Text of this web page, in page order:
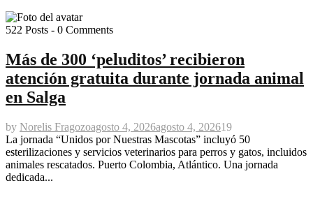
522 Posts - 0 Comments
Más de 300 ‘peluditos’ recibieron
atención gratuita durante jornada animal
en Salga
by Norelis Fragozoagosto 4, 2026agosto 4, 202619
La jornada “Unidos por Nuestras Mascotas” incluyó 50
esterilizaciones y servicios veterinarios para perros y gatos, incluidos
animales rescatados. Puerto Colombia, Atlántico. Una jornada
dedicada...